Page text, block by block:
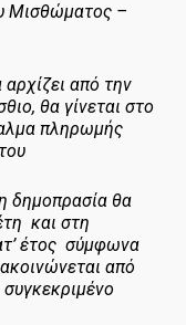
Μισθώματος –
από την
θα γίνεται στο
πληρωμής
δημοπρασία θα
και στη
έτος σύμφωνα
από